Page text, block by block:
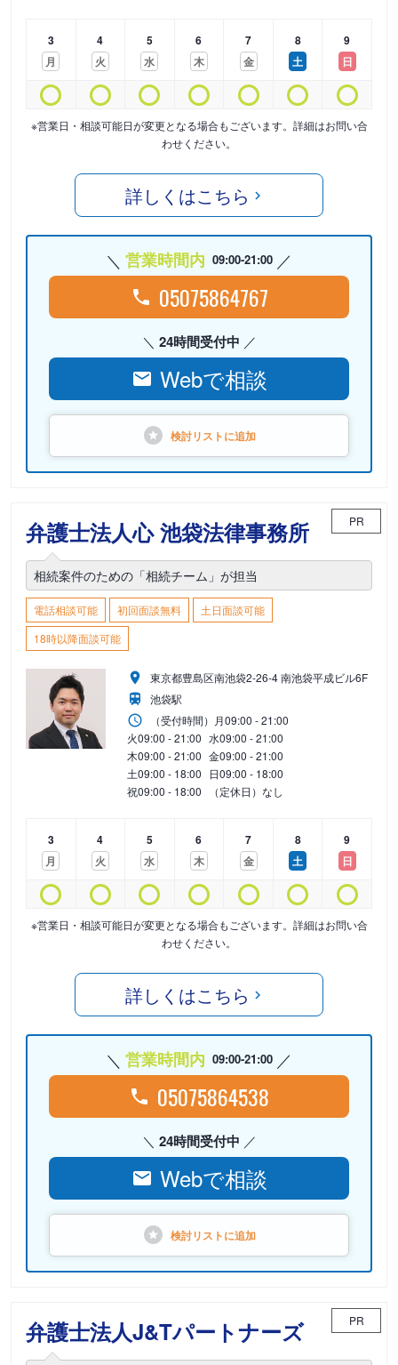
3
月
4
火
5
水
6
木
7
金
8
土
9
日
※営業日・相談可能日が変更となる場合もございます。詳細はお問い合
わせください。
詳しくはこちら
営業時間内 09:00-21:00
05075864767
24時間受付中
Webで相談
検討リストに追加
弁護士法人心 池袋法律事務所 PR
相続案件のための「相続チーム」が担当
電話相談可能 初回面談無料
土日面談可能
18時以降面談可能
東京都豊島区南池袋2-26-4 南池袋平成ビル6F
池袋駅
（受付時間） 月09:00 - 21:00
火09:00 - 21:00 水09:00 - 21:00
木09:00 - 21:00 金09:00 - 21:00
土09:00 - 18:00 日09:00 - 18:00
祝09:00 - 18:00 （定休日）なし
3
月
4
火
5
水
6
木
7
金
8
土
9
日
※営業日・相談可能日が変更となる場合もございます。詳細はお問い合
わせください。
詳しくはこちら
営業時間内 09:00-21:00
05075864538
24時間受付中
Webで相談
検討リストに追加
弁護士法人J&Tパートナーズ PR